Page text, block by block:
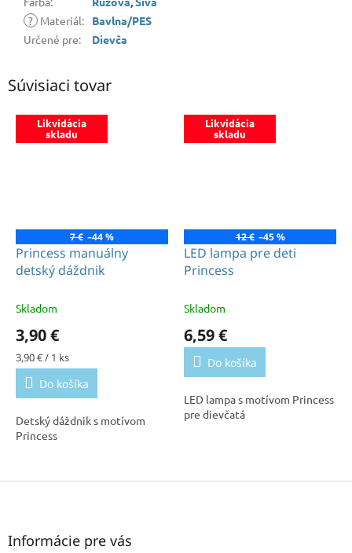
? Materiál:
Bavlna/PES
Určené pre: Dievča
Súvisiaci tovar
Likvidácia
skladu
7 € –44 %
Princess manuálny
detský dáždnik
Skladom
3,90 €
Jednotková
cena:
3,90 € / 1 ks
Do košíka
Detský dáždnik s motívom
Princess
Likvidácia
skladu
12 € –45 %
LED lampa pre deti
Princess
Skladom
6,59 €
Do košíka
LED lampa s motívom Princess
pre dievčatá
Z
Informácie pre vás